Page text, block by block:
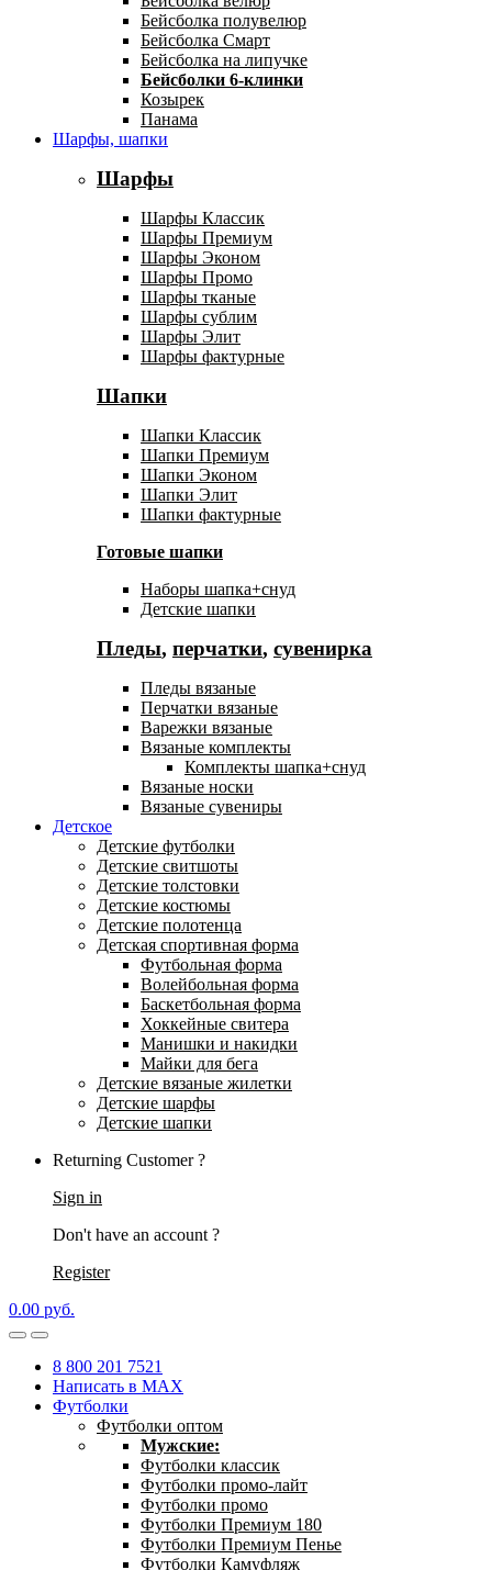
Бейсболка полувелюр
Бейсболка Смарт
Бейсболка на липучке
Бейсболки 6-клинки
Козырек
Панама
Шарфы, шапки
Шарфы
Шарфы Классик
Шарфы Премиум
Шарфы Эконом
Шарфы Промо
Шарфы тканые
Шарфы сублим
Шарфы Элит
Шарфы фактурные
Шапки
Шапки Классик
Шапки Премиум
Шапки Эконом
Шапки Элит
Шапки фактурные
Готовые шапки
Наборы шапка+снуд
Детские шапки
Пледы, перчатки, сувенирка
Пледы вязаные
Перчатки вязаные
Варежки вязаные
Вязаные комплекты
Комплекты шапка+снуд
Вязаные носки
Вязаные сувениры
Детское
Детские футболки
Детские свитшоты
Детские толстовки
Детские костюмы
Детские полотенца
Детская спортивная форма
Футбольная форма
Волейбольная форма
Баскетбольная форма
Хоккейные свитера
Манишки и накидки
Майки для бега
Детские вязаные жилетки
Детские шарфы
Детские шапки
Returning Customer ?
Sign in
Don't have an account ?
Register
0.00 руб.
8 800 201 7521
Написать в MAX
Футболки
Футболки оптом
Мужские:
Футболки классик
Футболки промо-лайт
Футболки промо
Футболки Премиум 180
Футболки Премиум Пенье
Футболки Камуфляж